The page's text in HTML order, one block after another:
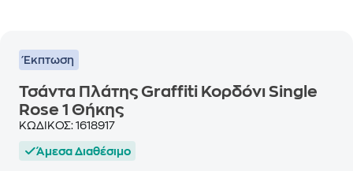
Έκπτωση
Τσάντα Πλάτης Graffiti Κορδόνι Single
Rose 1 Θήκης
ΚΩΔΙΚΟΣ: 1618917
Άμεσα Διαθέσιμο